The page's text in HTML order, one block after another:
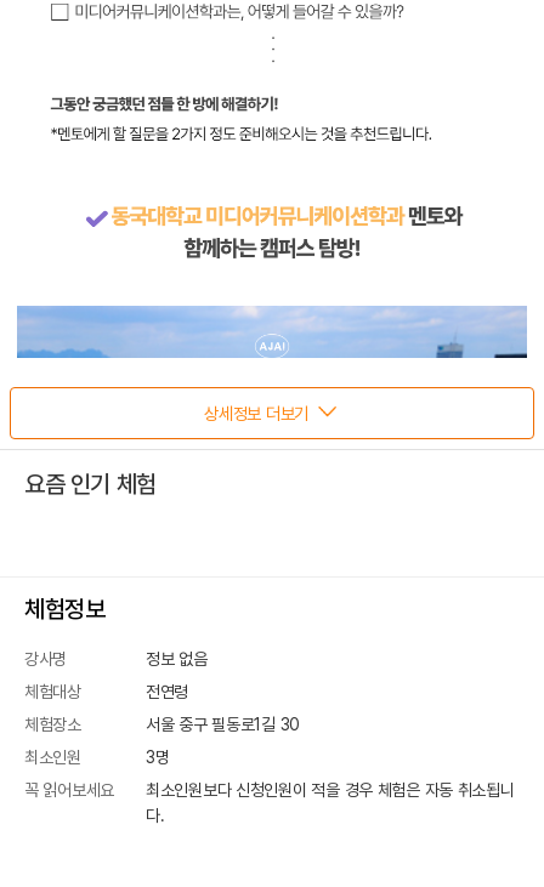
상세정보 더보기
요즘 인기 체험
체험정보
강사명
정보 없음
체험대상
전연령
체험장소
서울 중구 필동로1길 30
최소인원
3명
꼭 읽어보세요
최소인원보다 신청인원이 적을 경우 체험은 자동 취소됩니
다.